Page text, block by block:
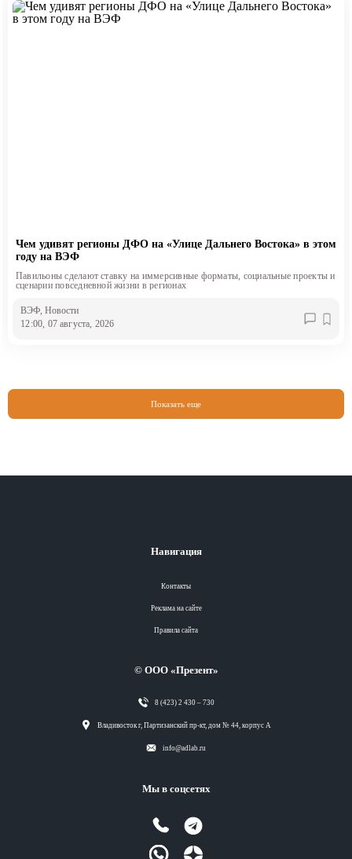
Чем удивят регионы ДФО на «Улице Дальнего Востока» в этом
году на ВЭФ
Павильоны сделают ставку на иммерсивные форматы, социальные проекты и
сценарии повседневной жизни в регионах
ВЭФ, Новости
12:00, 07 августа, 2026
Показать еще
Навигация
Контакты
Реклама на сайте
Правила сайта
© ООО «Презент»
8 (423) 2 430 – 730
Владивосток г, Партизанский пр-кт, дом № 44, корпус А
info@adlab.ru
Мы в соцсетях